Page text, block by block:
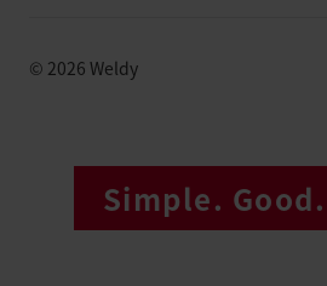
© 2026 Weldy
Simple.